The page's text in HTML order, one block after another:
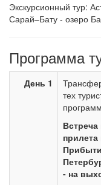
Экскурсионный тур:
Сарай–Бату - озеро
Программа
День 1
тех
прилета
- на